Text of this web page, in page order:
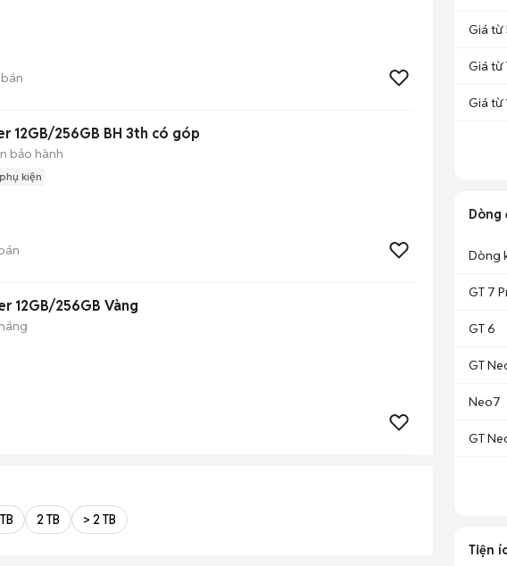
12GB/256GB BH 3th có góp
bảo hành
kiện
12GB/256GB Vàng
2 TB > 2 TB
Giá từ
Giá từ
Giá từ
Dòng
Dòng
GT 7
GT 6
GT
Neo7
GT
Tiện